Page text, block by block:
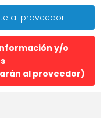
al proveedor
y/o
al proveedor)